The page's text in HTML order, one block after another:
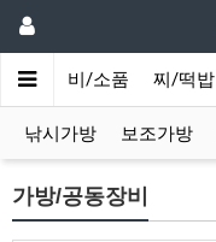
틀 채비/소품 찌/떡밥
낚시가방 보조가방
가방/공동장비